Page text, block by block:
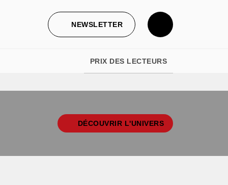
NEWSLETTER
PRIX DES LECTEURS
DÉCOUVRIR L'UNIVERS